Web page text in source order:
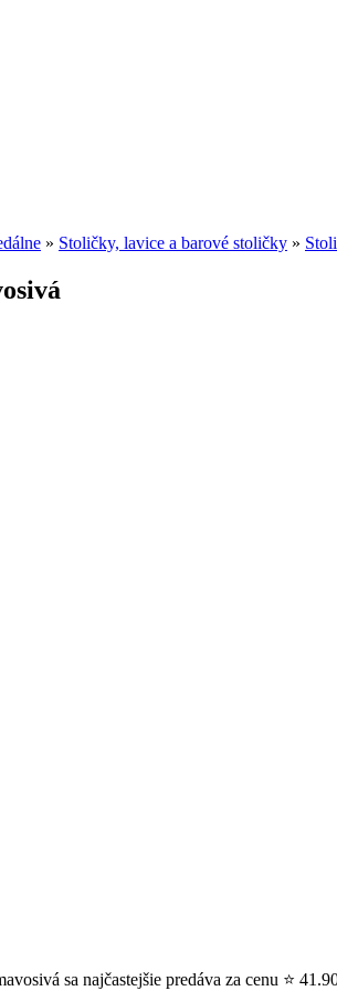
» Stoličky, lavice a barové stoličky »
sa najčastejšie predáva za cenu ⭐